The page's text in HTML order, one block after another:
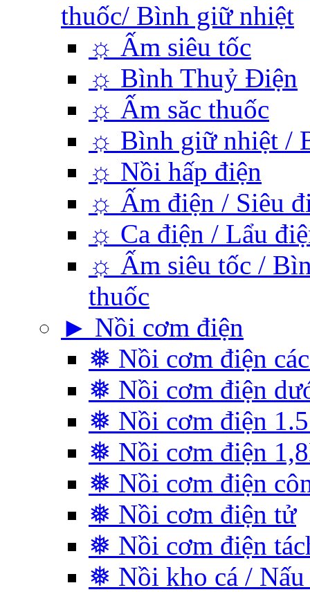
thuốc/ Bình giữ nhiệt
☼ Ấm siêu tốc
☼ Bình Thuỷ Điện
☼ Ấm săc thuốc
☼ Bình giữ nhiệt /
☼ Nồi hấp điện
☼ Ấm điện / Siêu
☼ Ca điện / Lẩu
☼ Ấm siêu tốc /
thuốc
► Nồi cơm điện
❅ Nồi cơm điện
❅ Nồi cơm điện
❅ Nồi cơm điện
❅ Nồi cơm điện
❅ Nồi cơm điện
❅ Nồi cơm điện tử
❅ Nồi cơm điện
❅ Nồi kho cá / Nấu